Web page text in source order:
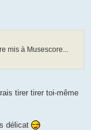
mis à Musescore...
tirer tirer toi-même
délicat